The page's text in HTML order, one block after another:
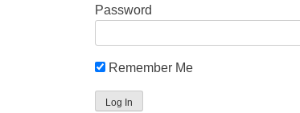
Password
Remember Me